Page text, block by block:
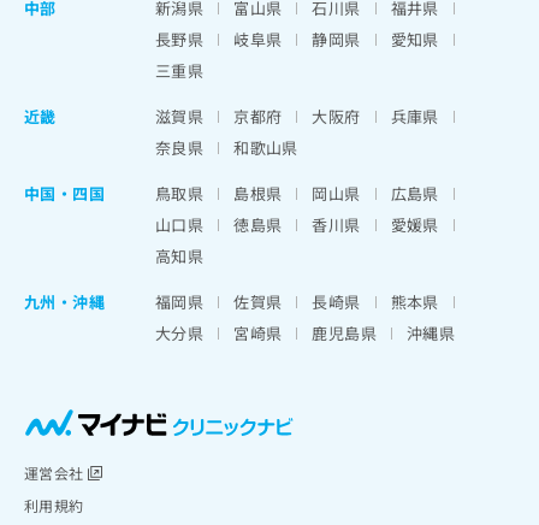
中部
新潟県 富山県 石川県
福井県
長野県
岐阜県 静岡県
愛知県
三重県
近畿
滋賀県 京都府 大阪府
兵庫県
奈良県
和歌山県
中国・四国
鳥取県 島根県 岡山県
広島県
山口県
徳島県 香川県
愛媛県
高知県
九州・沖縄
福岡県 佐賀県 長崎県
熊本県
大分県
宮崎県 鹿児島県 沖縄県
運営会社
利用規約